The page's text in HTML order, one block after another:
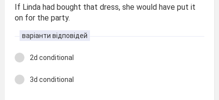
If Linda had bought that dress, she would have put it
on for the party.
варіанти відповідей
2d conditional
3d conditional